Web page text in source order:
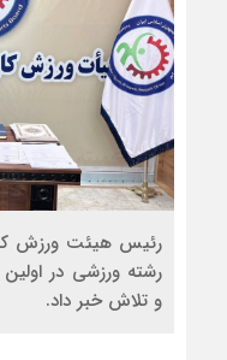
رشته ورزشی در
و تلاش خبر داد.